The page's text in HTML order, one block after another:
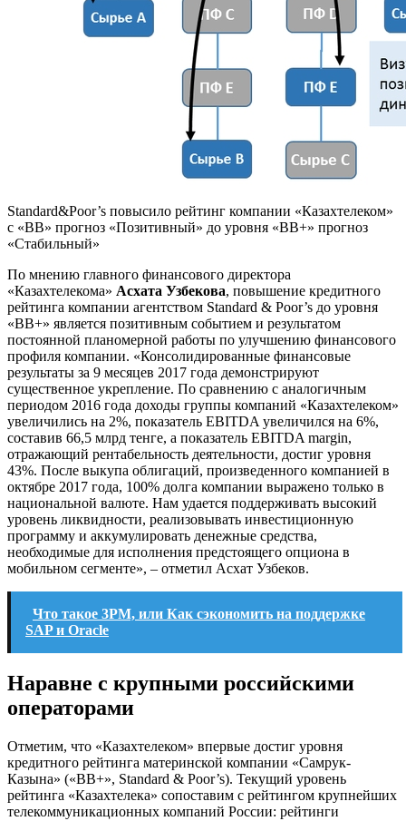
Standard&Poor’s повысило рейтинг компании «Казахтелеком»
с «BB» прогноз «Позитивный» до уровня «ВВ+» прогноз
«Стабильный»
По мнению главного финансового директора
«Казахтелекома» Асхата Узбекова, повышение кредитного
рейтинга компании агентством Standard & Poor’s до уровня
«ВВ+» является позитивным событием и результатом
постоянной планомерной работы по улучшению финансового
профиля компании. «Консолидированные финансовые
результаты за 9 месяцев 2017 года демонстрируют
существенное укрепление. По сравнению с аналогичным
периодом 2016 года доходы группы компаний «Казахтелеком»
увеличились на 2%, показатель EBITDA увеличился на 6%,
составив 66,5 млрд тенге, а показатель EBITDA margin,
отражающий рентабельность деятельности, достиг уровня
43%. После выкупа облигаций, произведенного компанией в
октябре 2017 года, 100% долга компании выражено только в
национальной валюте. Нам удается поддерживать высокий
уровень ликвидности, реализовывать инвестиционную
программу и аккумулировать денежные средства,
необходимые для исполнения предстоящего опциона в
мобильном сегменте», – отметил Асхат Узбеков.
Что такое 3РМ, или Как сэкономить на поддержке
SAP и Oracle
Наравне с крупными российскими
операторами
Отметим, что «Казахтелеком» впервые достиг уровня
кредитного рейтинга материнской компании «Самрук-
Казына» («ВВ+», Standard & Poor’s). Текущий уровень
рейтинга «Казахтелека» сопоставим с рейтингом крупнейших
телекоммуникационных компаний России: рейтинги